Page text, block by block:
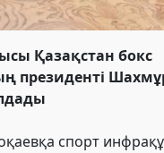
Қазақстан бокс
президенті
спорт